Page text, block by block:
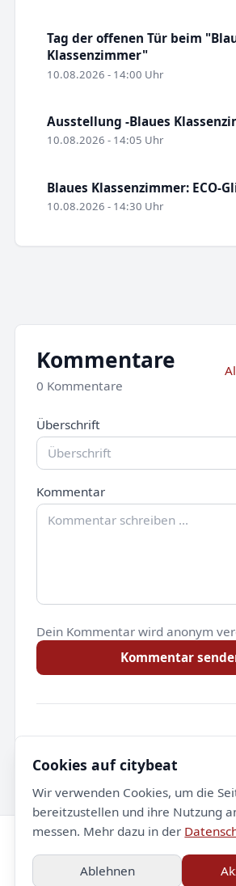
Tag der offenen Tür beim
Klassenzimmer"
10.08.2026 - 14:00 Uhr
Ausstellung -Blaues
10.08.2026 - 14:05 Uhr
Blaues Klassenzimmer: ECO-
10.08.2026 - 14:30 Uhr
Kommentare
0 Kommentare
Überschrift
Kommentar
Dein Kommentar wird anonym
Kommentar
Noch keine Kommentare.
© 2026 citybeat. Alle Rechte
Datenschutz
Cookies auf citybeat
Wir verwenden Cookies, um die
bereitzustellen und ihre Nutzung
messen. Mehr dazu in der
Ablehnen